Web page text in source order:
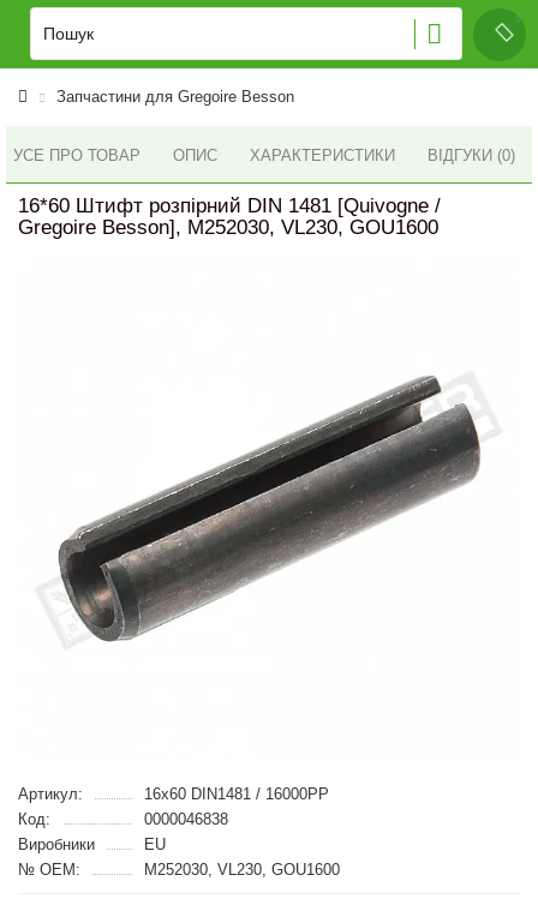
Запчастини для Gregoire Besson
УСЕ ПРО ТОВАР ОПИС ХАРАКТЕРИСТИКИ ВІДГУКИ (0)
16*60 Штифт розпірний DIN 1481 [Quivogne /
Gregoire Besson], M252030, VL230, GOU1600
Артикул:
16x60 DIN1481 / 16000PP
Код:
0000046838
Виробники
EU
№ OEM:
M252030, VL230, GOU1600